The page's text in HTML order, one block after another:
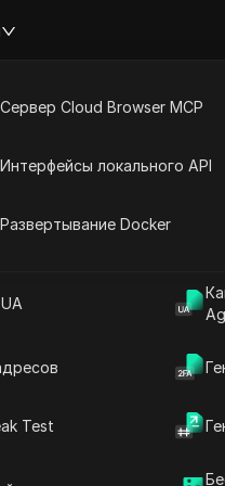
Test
Сервер Cloud Browser MCP
Интерфейсы локального API
Развертывание Docker